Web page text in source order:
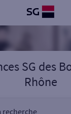
SG des
Rhône
recherche